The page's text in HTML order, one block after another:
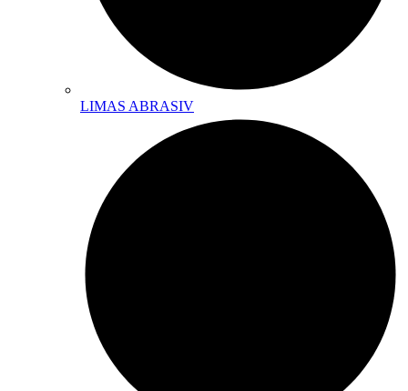
LIMAS ABRASIV